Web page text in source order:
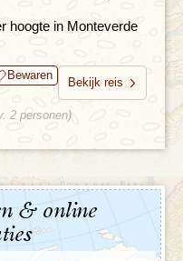
hoogte in Monteverde
Bewaren
Bekijk reis
2 personen)
& online